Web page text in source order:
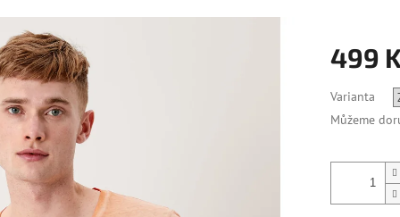
499
cena:
Varianta
Můžeme